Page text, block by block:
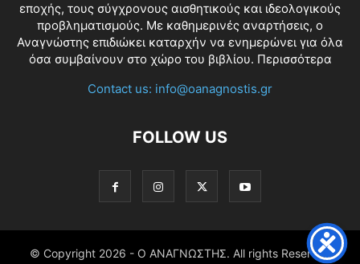
εποχής, τους σύγχρονους αισθητικούς και ιδεολογικούς
προβληματισμούς. Με καθημερινές αναρτήσεις, ο
Αναγνώστης επιδιώκει καταρχήν να ενημερώνει για όλα
όσα συμβαίνουν στο χώρο του βιβλίου. Περισσότερα
Contact us: info@oanagnostis.gr
FOLLOW US
© Copyright 2026 - Ο ΑΝΑΓΝΩΣΤΗΣ. All rights Reserved